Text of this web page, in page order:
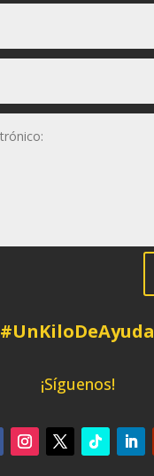
#UnKiloDeAyuda
¡Síguenos!